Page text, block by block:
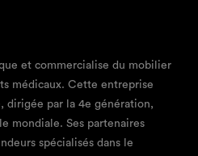
et commercialise du mobilier
médicaux. Cette entreprise
dirigée par la 4e génération,
mondiale. Ses partenaires
spécialisés dans le